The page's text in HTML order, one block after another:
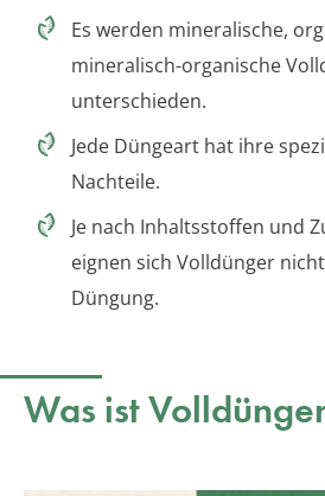
Es werden mineralische,
mineralisch-organische
unterschieden.
Jede Düngeart hat ihre
Nachteile.
Je nach Inhaltsstoffen und
eignen sich Volldünger
Düngung.
Was ist